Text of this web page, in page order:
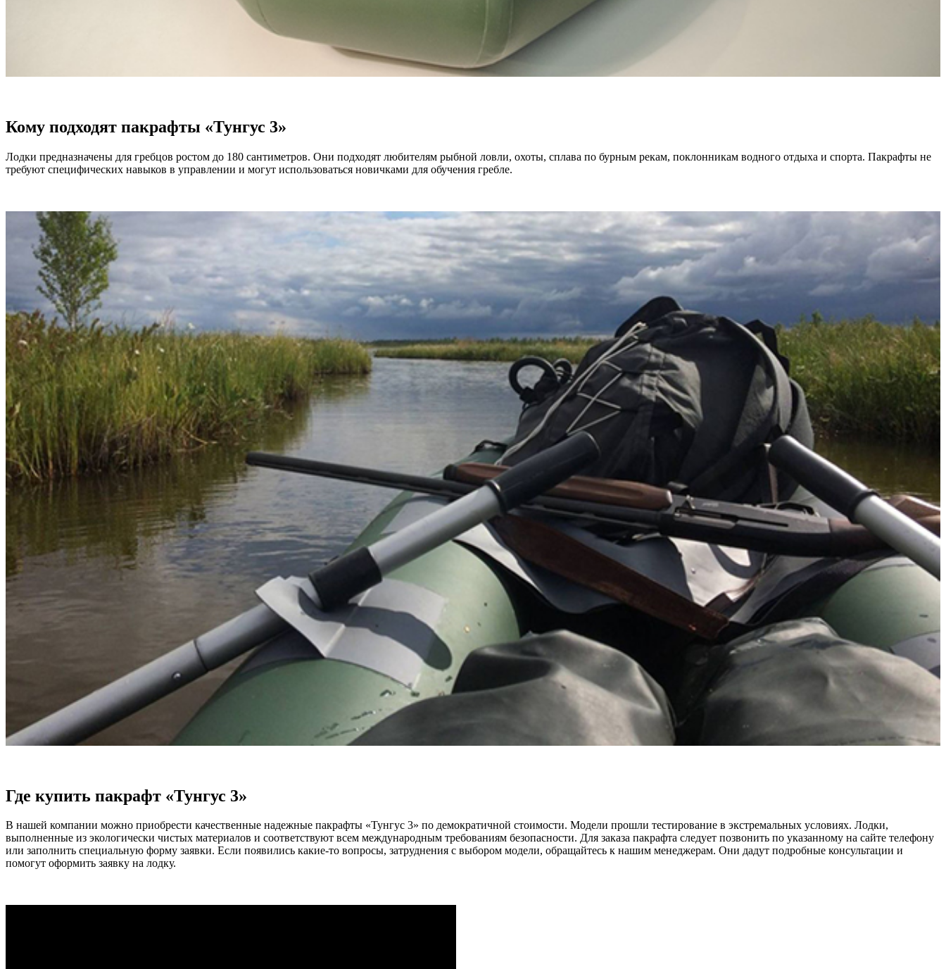
Кому подходят пакрафты «Тунгус 3»
Лодки предназначены для гребцов ростом до 180 сантиметров. Они подходят любителям рыбной ловли, охоты, сплава по бурным рекам, поклонникам водного отдыха и спорта. Пакрафты не
требуют специфических навыков в управлении и могут использоваться новичками для обучения гребле.
Где купить пакрафт «Тунгус 3»
В нашей компании можно приобрести качественные надежные пакрафты «Тунгус 3» по демократичной стоимости. Модели прошли тестирование в экстремальных условиях. Лодки,
выполненные из экологически чистых материалов и соответствуют всем международным требованиям безопасности. Для заказа пакрафта следует позвонить по указанному на сайте телефону
или заполнить специальную форму заявки. Если появились какие-то вопросы, затруднения с выбором модели, обращайтесь к нашим менеджерам. Они дадут подробные консультации и
помогут оформить заявку на лодку.